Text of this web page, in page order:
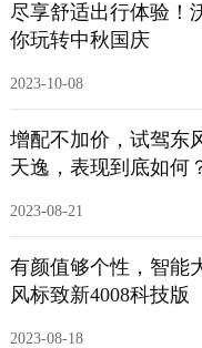
尽享舒适出行体验！
你玩转中秋国庆
2023-10-08
增配不加价，试驾东
天逸，表现到底如何
2023-08-21
有颜值够个性，智能
风标致新4008科技版
2023-08-18